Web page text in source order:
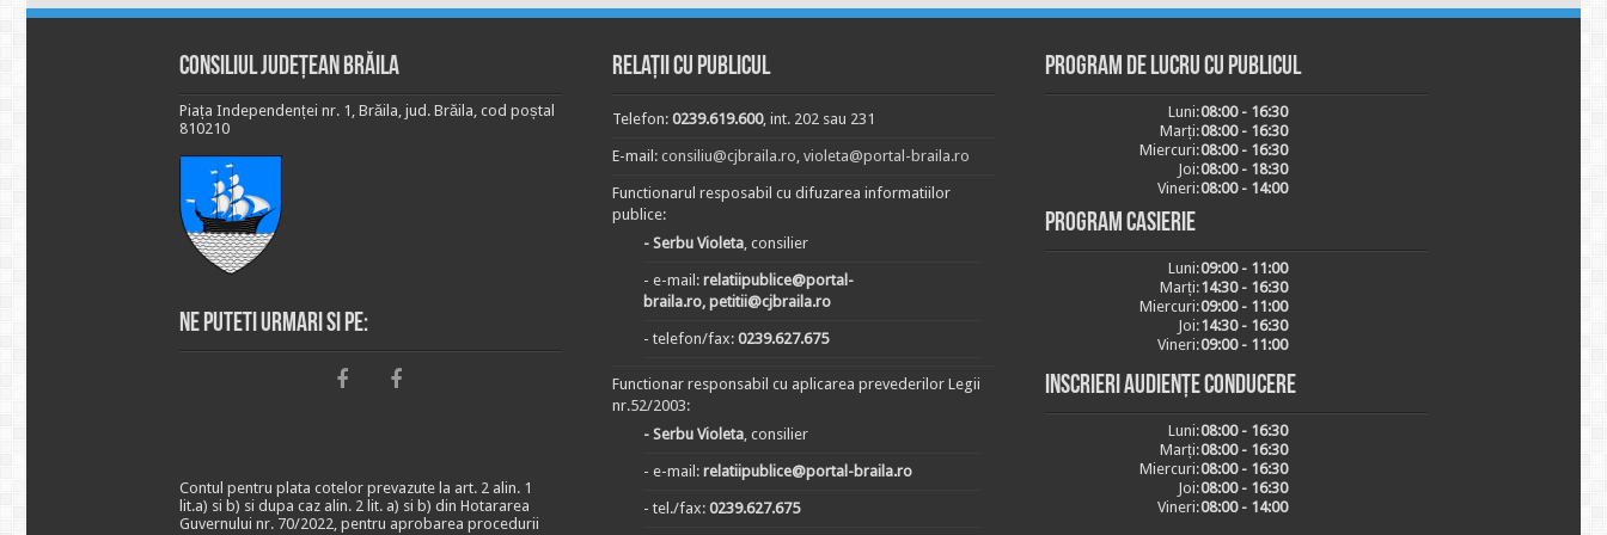
Consiliul Județean Brăila
Piața Independenței nr. 1, Brăila, jud. Brăila, cod poștal
810210
Ne puteti urmari si pe:
Contul pentru plata cotelor prevazute la art. 2 alin. 1
lit.a) si b) si dupa caz alin. 2 lit. a) si b) din Hotararea
Guvernului nr. 70/2022, pentru aprobarea procedurii
Relații cu publicul
Telefon: 0239.619.600, int. 202 sau 231
E-mail: consiliu@cjbraila.ro, violeta@portal-braila.ro
Functionarul resposabil cu difuzarea informatiilor
publice:
- Serbu Violeta, consilier
- e-mail: relatiipublice@portal-
braila.ro, petitii@cjbraila.ro
- telefon/fax: 0239.627.675
Functionar responsabil cu aplicarea prevederilor Legii
nr.52/2003:
- Serbu Violeta, consilier
- e-mail: relatiipublice@portal-braila.ro
- tel./fax: 0239.627.675
Program de lucru cu publicul
Luni:08:00 - 16:30
Marți:08:00 - 16:30
Miercuri:08:00 - 16:30
Joi:08:00 - 18:30
Vineri:08:00 - 14:00
Program casierie
Luni:09:00 - 11:00
Marți:14:30 - 16:30
Miercuri:09:00 - 11:00
Joi:14:30 - 16:30
Vineri:09:00 - 11:00
Inscrieri audiențe conducere
Luni:08:00 - 16:30
Marți:08:00 - 16:30
Miercuri:08:00 - 16:30
Joi:08:00 - 16:30
Vineri:08:00 - 14:00